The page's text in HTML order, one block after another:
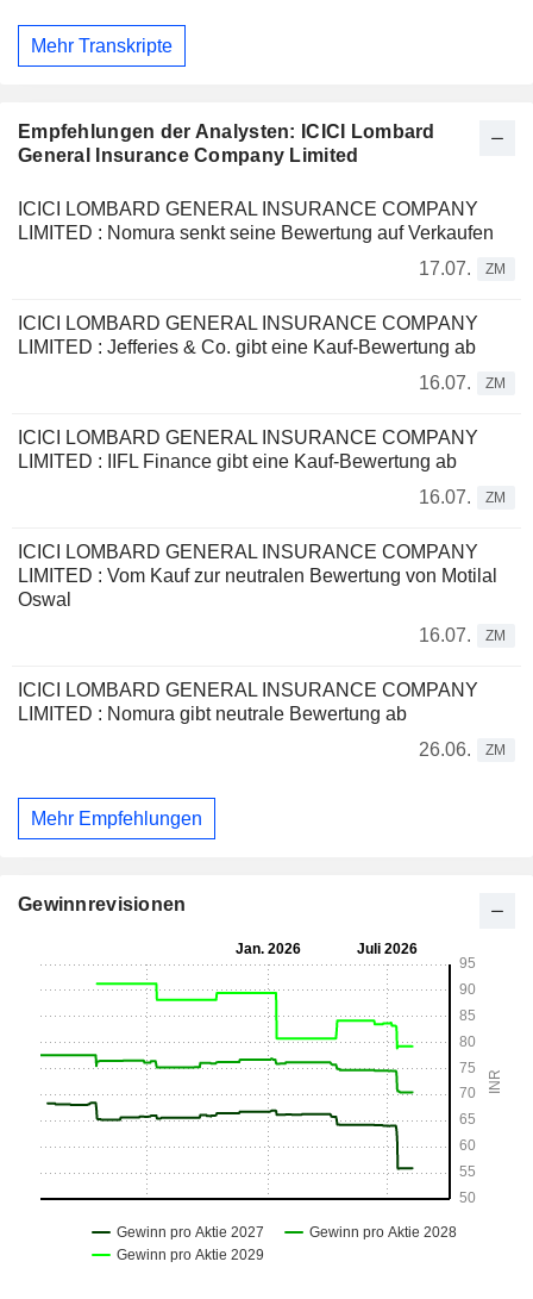
Mehr Transkripte
Empfehlungen der Analysten: ICICI Lombard
General Insurance Company Limited
ICICI LOMBARD GENERAL INSURANCE COMPANY
LIMITED : Nomura senkt seine Bewertung auf Verkaufen
17.07.
ZM
ICICI LOMBARD GENERAL INSURANCE COMPANY
LIMITED : Jefferies & Co. gibt eine Kauf-Bewertung ab
16.07.
ZM
ICICI LOMBARD GENERAL INSURANCE COMPANY
LIMITED : IIFL Finance gibt eine Kauf-Bewertung ab
16.07.
ZM
ICICI LOMBARD GENERAL INSURANCE COMPANY
LIMITED : Vom Kauf zur neutralen Bewertung von Motilal
Oswal
16.07.
ZM
ICICI LOMBARD GENERAL INSURANCE COMPANY
LIMITED : Nomura gibt neutrale Bewertung ab
26.06.
ZM
Mehr Empfehlungen
Gewinnrevisionen